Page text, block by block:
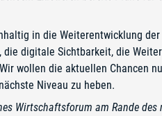
in die Weiterentwicklung
digitale Sichtbarkeit, die
wollen die aktuellen Chancen
Niveau zu heben.
Wirtschaftsforum am Rande des